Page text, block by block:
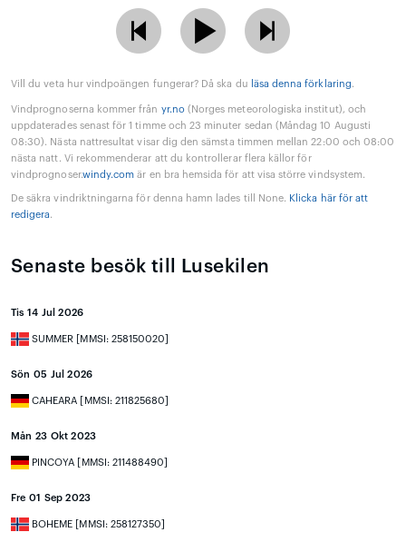
Vill du veta hur vindpoängen fungerar? Då ska du läsa denna förklaring.
Vindprognoserna kommer från yr.no (Norges meteorologiska institut), och
uppdaterades senast för 1 timme och 23 minuter sedan (Måndag 10 Augusti
08:30). Nästa nattresultat visar dig den sämsta timmen mellan 22:00 och 08:00
nästa natt. Vi rekommenderar att du kontrollerar flera källor för
vindprognoser.windy.com är en bra hemsida för att visa större vindsystem.
De säkra vindriktningarna för denna hamn lades till None. Klicka här för att
redigera.
Senaste besök till Lusekilen
Tis 14 Jul 2026
SUMMER [MMSI: 258150020]
Sön 05 Jul 2026
CAHEARA [MMSI: 211825680]
Mån 23 Okt 2023
PINCOYA [MMSI: 211488490]
Fre 01 Sep 2023
BOHEME [MMSI: 258127350]